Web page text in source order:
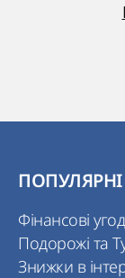
ПОПУЛЯРНІ
Фінансові
Подорожі та
Знижки в